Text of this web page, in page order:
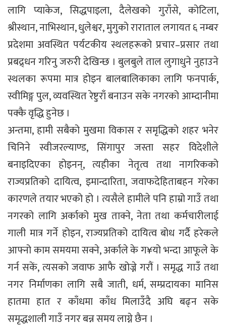
लागि प्याकेज, सिद्धपाइला, दैलेखको गुराँसे, कोटिला,
श्रीस्थान, नाभिस्थान, धुलेश्वर, मुगुको राराताल लगायत ६ नम्बर
प्रदेशमा अवस्थित पर्यटकीय स्थलहरूको प्रचार–प्रसार तथा
प्रबद्र्धन गरिनु जरुरी देखिन्छ । बुलबुले ताल लुगाधुने नुहाउने
स्थलका रूपमा मात्र होइन बालबालिकाका लागि फनपार्क,
स्वीमिङ्ग पुल, व्यवस्थित रेष्टुराँ बनाउन सके नगरको आम्दानीमा
पक्कै वृद्धि हुनेछ ।
अन्तमा, हामी सबैको मुखमा विकास र समृद्धिको शहर भनेर
चिनिने स्वीजरल्याण्ड, सिंगापुर जस्ता सहर विदेशीले
बनाइदिएका होइनन्, त्यहीका नेतृत्व तथा नागरिकको
राज्यप्रतिको दायित्व, इमान्दारिता, जवाफदेहिताबहन गरेका
कारणले तयार भएको हो । त्यसैले हामीले पनि हाम्रो गाउँ तथा
नगरको लागि अर्काको मुख ताक्ने, नेता तथा कर्मचारीलाई
गाली मात्र गर्ने होइन, राज्यप्रतिको दायित्व बोध गर्दै हरेकले
आफ्नो काम समयमा सक्ने, अर्काले के ग¥यो भन्दा आफूले के
गर्न सकें, त्यसको जवाफ आफै खोज्ने गरौं । समृद्ध गाउँ तथा
नगर निर्माणका लागि सबै जाती, धर्म, सम्प्रदायका मानिस
हातमा हात र काँधमा काँध मिलाउँदै अघि बढ्न सके
समृद्धशाली गाउँ नगर बन्न समय लाग्ने छैन ।